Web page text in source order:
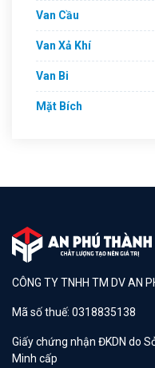
Van Cầu
Van Xả Khí
Van Bi
Mặt Bích
CÔNG TY TNHH TM DV AN
Mã số thuế: 0318835138
Giấy chứng nhận ĐKDN do
Minh cấp